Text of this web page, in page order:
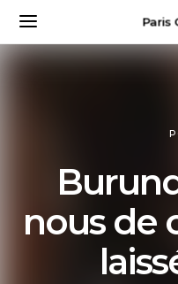
Paris
nous de